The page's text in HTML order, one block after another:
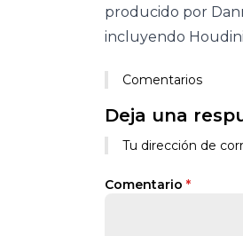
producido por
incluyendo
Comentarios
Deja una
Tu dirección de
Comentario *